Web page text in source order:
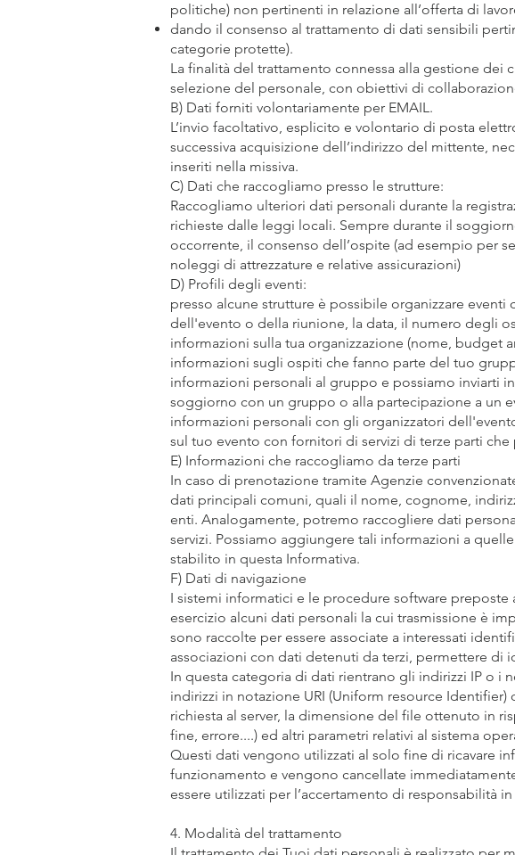
politiche) non pertinenti in relazione all’offerta di
dando il consenso al trattamento di dati sensibili
categorie protette).
La finalità del trattamento connessa alla gestione dei
selezione del personale, con obiettivi di
B) Dati forniti volontariamente per EMAIL.
L’invio facoltativo, esplicito e volontario di posta
successiva acquisizione dell’indirizzo del mittente,
inseriti nella missiva.
C) Dati che raccogliamo presso le strutture:
Raccogliamo ulteriori dati personali durante la
richieste dalle leggi locali. Sempre durante il
occorrente, il consenso dell’ospite (ad esempio per
noleggi di attrezzature e relative assicurazioni)
D) Profili degli eventi:
presso alcune strutture è possibile organizzare
dell'evento o della riunione, la data, il numero degli
informazioni sulla tua organizzazione (nome, budget
informazioni sugli ospiti che fanno parte del tuo
informazioni personali al gruppo e possiamo inviarti
soggiorno con un gruppo o alla partecipazione a un
informazioni personali con gli organizzatori
sul tuo evento con fornitori di servizi di terze parti
E) Informazioni che raccogliamo da terze parti
In caso di prenotazione tramite Agenzie
dati principali comuni, quali il nome, cognome,
enti. Analogamente, potremo raccogliere dati
servizi. Possiamo aggiungere tali informazioni a
stabilito in questa Informativa.
F) Dati di navigazione
I sistemi informatici e le procedure software
esercizio alcuni dati personali la cui trasmissione è
sono raccolte per essere associate a interessati
associazioni con dati detenuti da terzi, permettere di
In questa categoria di dati rientrano gli indirizzi IP o
indirizzi in notazione URI (Uniform resource
richiesta al server, la dimensione del file ottenuto in
fine, errore....) ed altri parametri relativi al sistema
Questi dati vengono utilizzati al solo fine di ricavare
funzionamento e vengono cancellate
essere utilizzati per l’accertamento di responsabilità
4. Modalità del trattamento